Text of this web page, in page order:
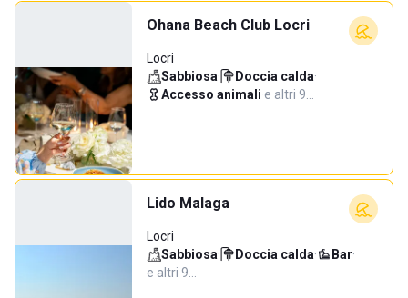
Ohana Beach Club Locri
Locri
Sabbiosa· Doccia calda·
Accesso animali·e altri 9…
Lido Malaga
Locri
Sabbiosa· Doccia calda· Bar·
e altri 9…